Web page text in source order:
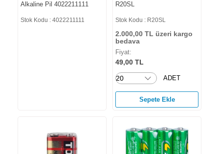
Alkaline Pil 4022211111
Stok Kodu : 4022211111
R20SL
Stok Kodu : R20SL
2.000,00 TL üzeri kargo
bedava
Fiyat:
49,00 TL
ADET
Sepete Ekle